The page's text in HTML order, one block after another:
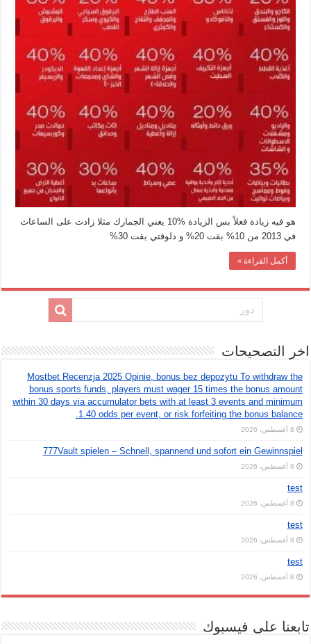
هو فيه زيادة فعلاً بس الزيادة %10 يعني الجمارك مثلا زادت على الساعات
في 2013 من 10% بقت 20% و دلوقتي بقت 30%
أكمل القراءة »
اخر التصحيحات
Mostbet Recenzja 2025 Opinie, bonus bez depozytu To withdraw the
bonus sports funds, players must wager 15 times the bonus amount
within 30 days via accumulator bets with at least 3 events and minimum
1.40 odds per event, or risk forfeiting the bonus balance.
8 أغسطس، 2026
777Vault spielen – Schnell, spannend und sofort ein Gewinnspiel
8 أغسطس، 2026
test
8 أغسطس، 2026
test
8 أغسطس، 2026
test
8 أغسطس، 2026
تابعنا على فيسبوك